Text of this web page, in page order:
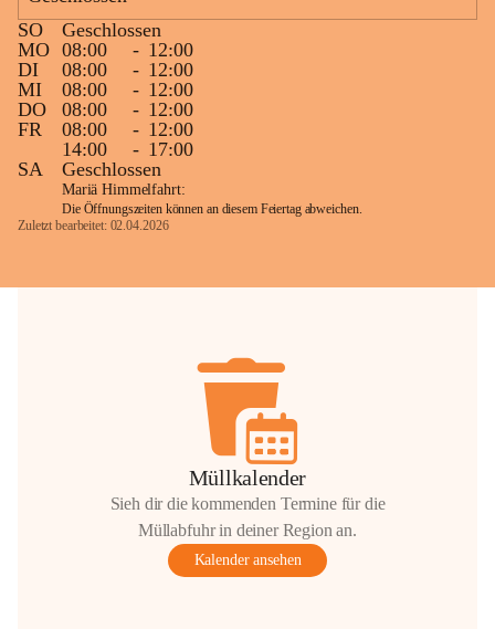
SO
Geschlossen
MO 08:00 - 12:00
DI
08:00 - 12:00
MI
08:00 - 12:00
DO
08:00 - 12:00
FR
08:00 - 12:00
14:00
- 17:00
SA
Geschlossen
Mariä Himmelfahrt:
Die Öffnungszeiten können an diesem Feiertag abweichen.
Zuletzt bearbeitet: 02.04.2026
Müllkalender
Sieh dir die kommenden Termine für die
Müllabfuhr in deiner Region an.
Kalender ansehen